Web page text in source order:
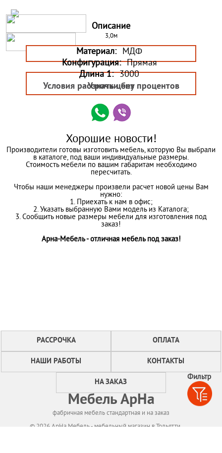
Фильтр
Описание
3,0м
Материал: МДФ
Конфигурация: Прямая
Длина 1: 3000
Узнать цену
Условия рассрочки без процентов
Хорошие новости!
Производители готовы изготовить мебель, которую Вы выбрали
в каталоге, под ваши индивидуальные размеры.
Стоимость мебели по вашим габаритам необходимо
пересчитать.
Чтобы наши менеджеры произвели расчет новой цены Вам
нужно:
1. Приехать к нам в офис;
2. Указать выбранную Вами модель из Каталога;
3. Сообщить новые размеры мебели для изготовления под
заказ!
Арна-Мебель - отличная мебель под заказ!
РАССРОЧКА ОПЛАТА
НАШИ РАБОТЫ КОНТАКТЫ
НА ЗАКАЗ
Мебель АрНа
фабричная мебель стандартная и на заказ
© 2026 АрНа Мебель - мебельный магазин в Тольятти